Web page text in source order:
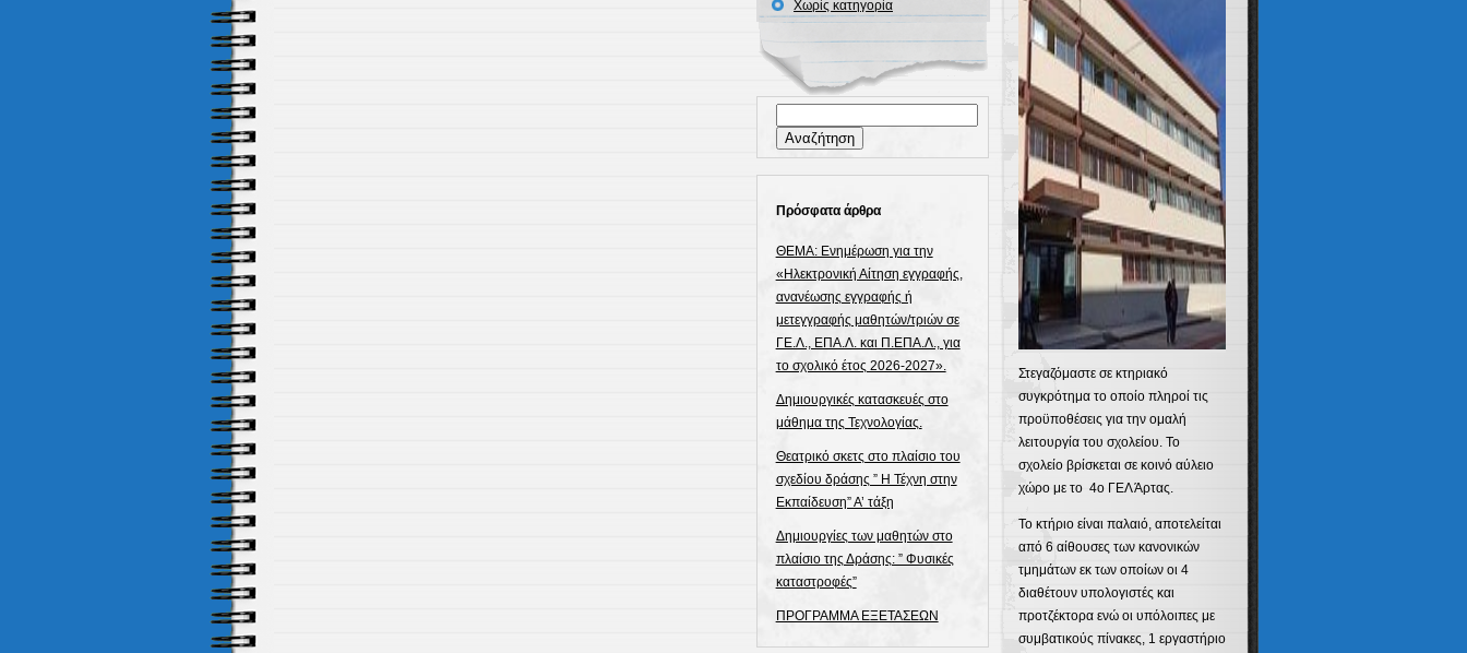
Υγείας
Χωρίς κατηγορία
για:
Πρόσφατα άρθρα
ΘΕΜΑ: Ενημέρωση για την
«Ηλεκτρονική Αίτηση εγγραφής,
ανανέωσης εγγραφής ή
μετεγγραφής μαθητών/τριών σε
ΓΕ.Λ., ΕΠΑ.Λ. και Π.ΕΠΑ.Λ., για
το σχολικό έτος 2026-2027».
Δημιουργικές κατασκευές στο
μάθημα της Τεχνολογίας.
Θεατρικό σκετς στο πλαίσιο του
σχεδίου δράσης ” Η Τέχνη στην
Εκπαίδευση” Α’ τάξη
Δημιουργίες των μαθητών στο
πλαίσιο της Δράσης: ” Φυσικές
καταστροφές”
ΠΡΟΓΡΑΜΜΑ ΕΞΕΤΑΣΕΩΝ
Στεγαζόμαστε σε κτηριακό
συγκρότημα το οποίο πληροί τις
προϋποθέσεις για την ομαλή
λειτουργία του σχολείου. Το
σχολείο βρίσκεται σε κοινό αύλειο
χώρο με το 4ο ΓΕΛ Άρτας.
Το κτήριο είναι παλαιό, αποτελείται
από 6 αίθουσες των κανονικών
τμημάτων εκ των οποίων οι 4
διαθέτουν υπολογιστές και
προτζέκτορα ενώ οι υπόλοιπες με
συμβατικούς πίνακες, 1 εργαστήριο